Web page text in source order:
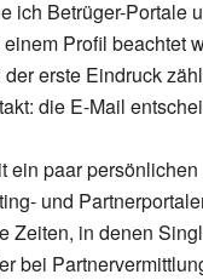
ich Betrüger-Portale
Profil beachtet
erste Eindruck
die E-Mail
ein paar
und
Zeiten, in denen
bei